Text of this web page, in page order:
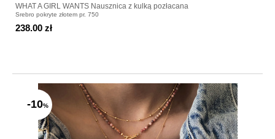
WHAT A GIRL WANTS Nausznica z kulką pozłacana
Srebro pokryte złotem pr. 750
238.00 zł
-10%